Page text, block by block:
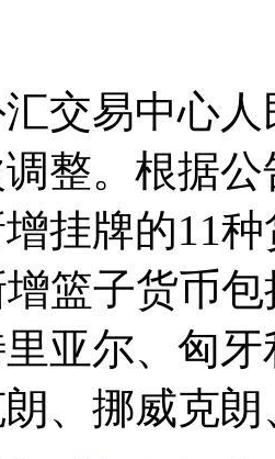
易中心人
整。根据
挂牌的11
篮子货币
亚尔、匈
、挪威克